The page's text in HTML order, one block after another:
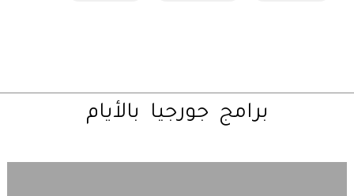
برامج جورجيا بالأيام